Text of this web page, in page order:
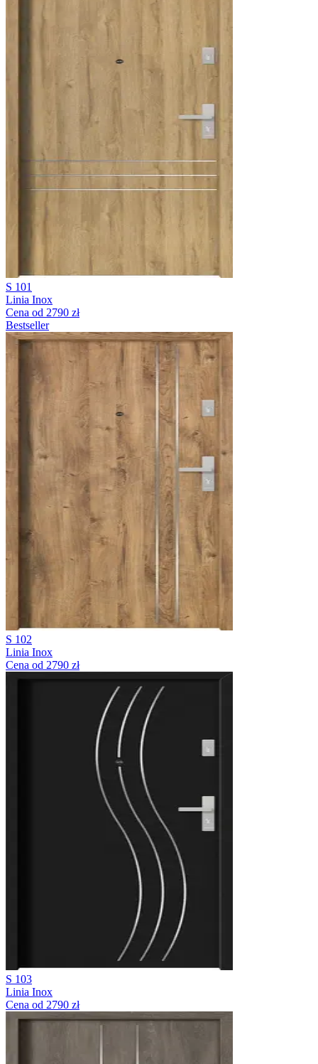
S 101
Linia Inox
Cena od 2790 zł
Bestseller
S 102
Linia Inox
Cena od 2790 zł
S 103
Linia Inox
Cena od 2790 zł